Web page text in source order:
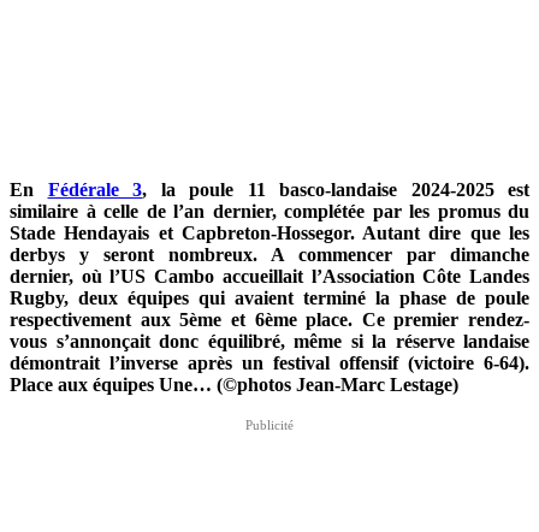
En Fédérale 3, la poule 11 basco-landaise 2024-2025 est
similaire à celle de l’an dernier, complétée par les promus du
Stade Hendayais et Capbreton-Hossegor. Autant dire que les
derbys y seront nombreux. A commencer par dimanche
dernier, où l’US Cambo accueillait l’Association Côte Landes
Rugby, deux équipes qui avaient terminé la phase de poule
respectivement aux 5ème et 6ème place. Ce premier rendez-
vous s’annonçait donc équilibré, même si la réserve landaise
démontrait l’inverse après un festival offensif (victoire 6-64).
Place aux équipes Une… (©photos Jean-Marc Lestage)